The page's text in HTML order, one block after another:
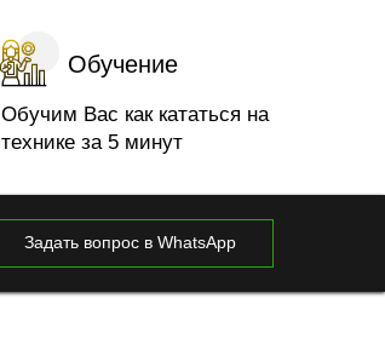
Обучение
Обучим Вас как кататься на
технике за 5 минут
Задать вопрос в WhatsApp